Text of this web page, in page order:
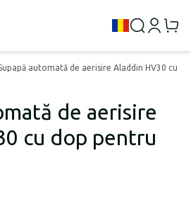
automată de aerisire Aladdin HV30 cu
de aerisire
cu dop pentru